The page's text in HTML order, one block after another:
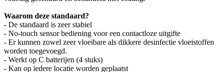
Waarom deze standaard?
- De standaard is zeer stabiel
- No-touch sensor bediening voor een contactloze uitgifte
- Er kunnen zowel zeer vloeibare als dikkere desinfectie vloeistoffen
worden toegevoegd.
- Werkt op C batterijen (4 stuks)
- Kan op iedere locatie worden geplaatst